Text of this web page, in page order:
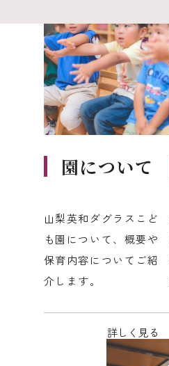
園について
山梨英和ダグラスこど
も園について、概要や
保育内容についてご紹
介します。
詳しく見る